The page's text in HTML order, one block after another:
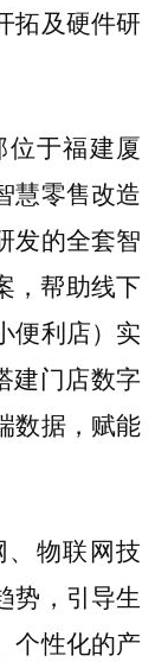
拓及硬件研
位于福建厦
慧零售改造
发的全套智
，帮助线下
便利店）实
建门店数字
数据，赋能
物联网技
势，引导生
个性化的产